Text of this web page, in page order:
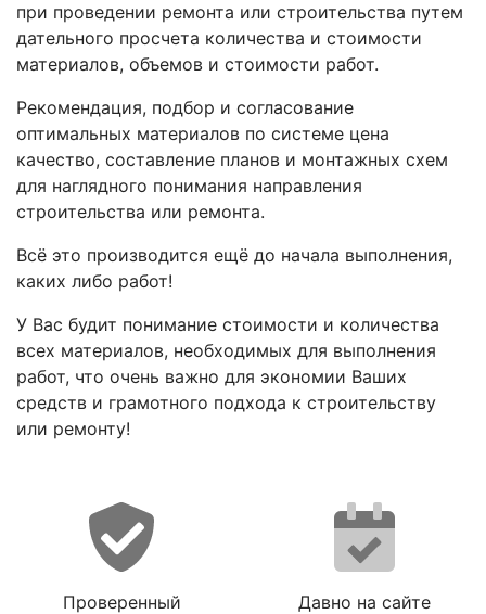
при проведении ремонта или строительства путем
дательного просчета количества и стоимости
материалов, объемов и стоимости работ.
Рекомендация, подбор и согласование
оптимальных материалов по системе цена
качество, составление планов и монтажных схем
для наглядного понимания направления
строительства или ремонта.
Всё это производится ещё до начала выполнения,
каких либо работ!
У Вас будит понимание стоимости и количества
всех материалов, необходимых для выполнения
работ, что очень важно для экономии Ваших
средств и грамотного подхода к строительству
или ремонту!
Проверенный Давно на сайте